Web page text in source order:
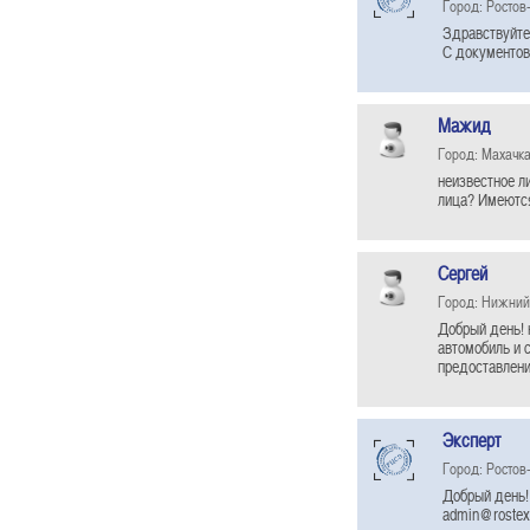
Город:
С
Мажид
Город:
неизвестное
лица?
Сергей
Город:
Добрый день!
автомобиль и
Эксперт
Город:
Добрый день!